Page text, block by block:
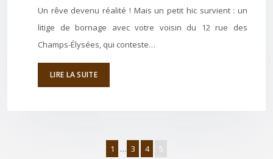
Un rêve devenu réalité ! Mais un petit hic survient : un
litige de bornage avec votre voisin du 12 rue des
Champs-Élysées, qui conteste…
LIRE LA SUITE
1 … 3 4 5